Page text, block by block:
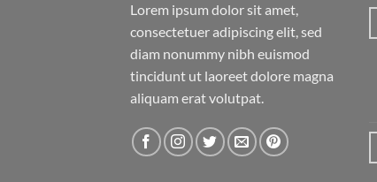
Lorem ipsum dolor sit amet,
consectetuer adipiscing elit, sed
diam nonummy nibh euismod
tincidunt ut laoreet dolore magna
aliquam erat volutpat.